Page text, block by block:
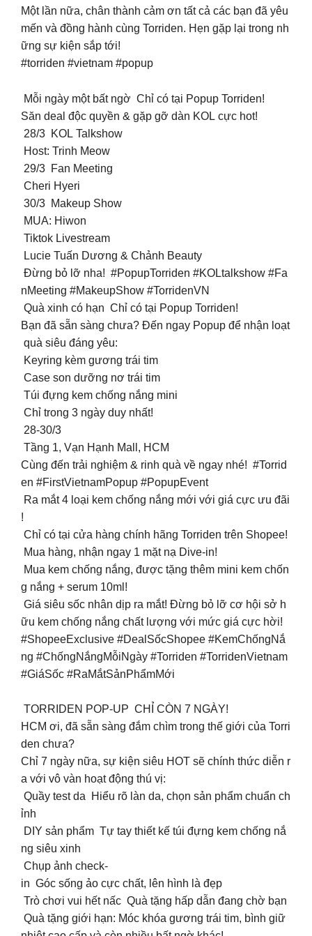
Một lần nữa, chân thành cảm ơn tất cả các bạn đã yêu
mến và đồng hành cùng Torriden. Hẹn gặp lại trong nh
ững sự kiện sắp tới!
#torriden #vietnam #popup
Mỗi ngày một bất ngờ Chỉ có tại Popup Torriden!
Săn deal độc quyền & gặp gỡ dàn KOL cực hot!
28/3 KOL Talkshow
Host: Trinh Meow
29/3 Fan Meeting
Cheri Hyeri
30/3 Makeup Show
MUA: Hiwon
Tiktok Livestream
Lucie Tuấn Dương & Chảnh Beauty
Đừng bỏ lỡ nha! #PopupTorriden #KOLtalkshow #Fa
nMeeting #MakeupShow #TorridenVN
Quà xinh có hạn Chỉ có tại Popup Torriden!
Bạn đã sẵn sàng chưa? Đến ngay Popup để nhận loạt
quà siêu đáng yêu:
Keyring kèm gương trái tim
Case son dưỡng nơ trái tim
Túi đựng kem chống nắng mini ️
Chỉ trong 3 ngày duy nhất!
28-30/3
Tầng 1, Vạn Hạnh Mall, HCM
Cùng đến trải nghiệm & rinh quà về ngay nhé! #Torrid
en #FirstVietnamPopup #PopupEvent
Ra mắt 4 loại kem chống nắng mới với giá cực ưu đãi
!
Chỉ có tại cửa hàng chính hãng Torriden trên Shopee!
Mua hàng, nhận ngay 1 mặt nạ Dive-in!
️ Mua kem chống nắng, được tặng thêm mini kem chốn
g nắng + serum 10ml!
Giá siêu sốc nhân dịp ra mắt! Đừng bỏ lỡ cơ hội sở h
ữu kem chống nắng chất lượng với mức giá cực hời!
#ShopeeExclusive #DealSốcShopee #KemChốngNắ
ng #ChốngNắngMỗiNgày #Torriden #TorridenVietnam
#GiáSốc #RaMắtSảnPhẩmMới
TORRIDEN POP-UP CHỈ CÒN 7 NGÀY!
HCM ơi, đã sẵn sàng đắm chìm trong thế giới của Torri
den chưa?
Chỉ 7 ngày nữa, sự kiện siêu HOT sẽ chính thức diễn r
a với vô vàn hoạt động thú vị:
Quầy test da Hiểu rõ làn da, chọn sản phẩm chuẩn ch
ỉnh
DIY sản phẩm Tự tay thiết kế túi đựng kem chống nắ
ng siêu xinh
Chụp ảnh check-
in Góc sống ảo cực chất, lên hình là đẹp
Trò chơi vui hết nấc Quà tặng hấp dẫn đang chờ bạn
Quà tặng giới hạn: Móc khóa gương trái tim, bình giữ